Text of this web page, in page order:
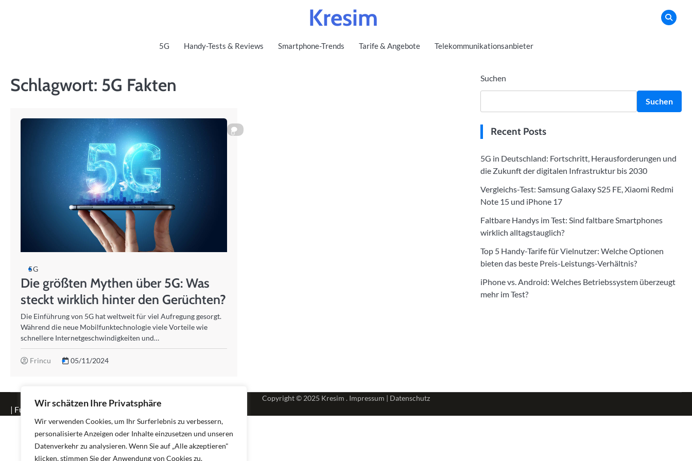
Wir schätzen Ihre Privatsphäre
Wir verwenden Cookies, um Ihr Surferlebnis zu verbessern,
personalisierte Anzeigen oder Inhalte einzusetzen und unseren
Datenverkehr zu analysieren. Wenn Sie auf „Alle akzeptieren"
klicken, stimmen Sie der Anwendung von Cookies zu.
Kresim
5G Handy-Tests & Reviews Smartphone-Trends Tarife & Angebote Telekommunikationsanbieter
Schlagwort: 5G Fakten
0
5G
Die größten Mythen über 5G: Was
steckt wirklich hinter den Gerüchten?
Die Einführung von 5G hat weltweit für viel Aufregung gesorgt.
Während die neue Mobilfunktechnologie viele Vorteile wie
schnellere Internetgeschwindigkeiten und…
Frincu 05/11/2024
Suchen
Suchen
Recent Posts
5G in Deutschland: Fortschritt, Herausforderungen und
die Zukunft der digitalen Infrastruktur bis 2030
Vergleichs-Test: Samsung Galaxy S25 FE, Xiaomi Redmi
Note 15 und iPhone 17
Faltbare Handys im Test: Sind faltbare Smartphones
wirklich alltagstauglich?
Top 5 Handy-Tarife für Vielnutzer: Welche Optionen
bieten das beste Preis-Leistungs-Verhältnis?
iPhone vs. Android: Welches Betriebssystem überzeugt
mehr im Test?
Copyright © 2025 Kresim . Impressum | Datenschutz
| Fuzion Blog byAscendoor | Powered by WordPress